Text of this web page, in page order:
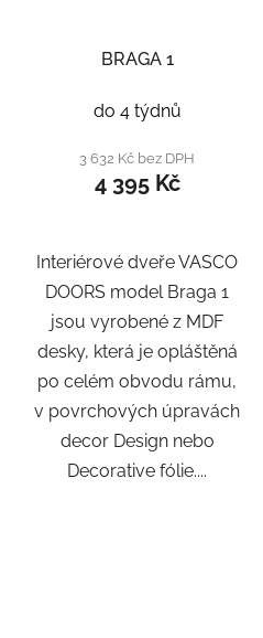
BRAGA 1
do 4 týdnů
3 632 Kč bez DPH
4 395 Kč
Interiérové dveře VASCO
DOORS model Braga 1
jsou vyrobené z MDF
desky, která je opláštěná
po celém obvodu rámu,
v povrchových úpravách
decor Design nebo
Decorative fólie....